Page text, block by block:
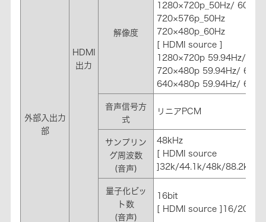
外部入出力
部
HDMI
出力
解像度
1280×720p_50Hz/ 60Hz
720×576p_50Hz
720×480p_60Hz
[ HDMI source ]
1280×720p 59.94Hz/
720×480p 59.94Hz/ 60Hz
640×480p 59.94Hz/ 60Hz
音声信号方
式
リニアPCM
サンプリン
グ周波数
(音声)
48kHz
[ HDMI source
]32k/44.1k/48k/88.2k/
量子化ビッ
ト数
(音声)
16bit
[ HDMI source ]16/20/